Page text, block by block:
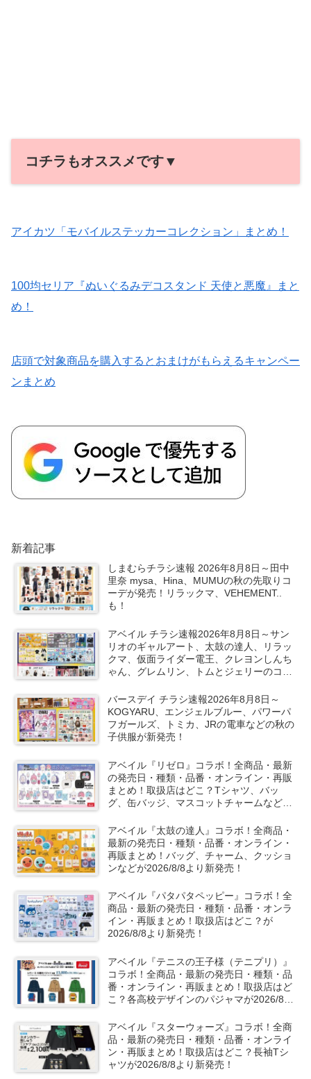
コチラもオススメです▼
アイカツ「モバイルステッカーコレクション」まとめ！
100均セリア『ぬいぐるみデコスタンド 天使と悪魔』まと
め！
店頭で対象商品を購入するとおまけがもらえるキャンペー
ンまとめ
新着記事
しまむらチラシ速報 2026年8月8日～田中
里奈 mysa、Hina、MUMUの秋の先取りコ
ーデが発売！リラックマ、VEHEMENT..
も！
アベイル チラシ速報2026年8月8日～サン
リオのギャルアート、太鼓の達人、リラッ
クマ、仮面ライダー電王、クレヨンしんち
ゃん、グレムリン、トムとジェリーのコラ
バースデイ チラシ速報2026年8月8日～
KOGYARU、エンジェルブルー、パワーパ
フガールズ、トミカ、JRの電車などの秋の
子供服が新発売！
アベイル『リゼロ』コラボ！全商品・最新
の発売日・種類・品番・オンライン・再販
まとめ！取扱店はどこ？Tシャツ、バッ
グ、缶バッジ、マスコットチャームなどが
アベイル『太鼓の達人』コラボ！全商品・
最新の発売日・種類・品番・オンライン・
再販まとめ！バッグ、チャーム、クッショ
ンなどが2026/8/8より新発売！
アベイル『パタパタペッピー』コラボ！全
商品・最新の発売日・種類・品番・オンラ
イン・再販まとめ！取扱店はどこ？が
2026/8/8より新発売！
アベイル『テニスの王子様（テニプリ）』
コラボ！全商品・最新の発売日・種類・品
番・オンライン・再販まとめ！取扱店はど
こ？各高校デザインのパジャマが2026/8/8
アベイル『スターウォーズ』コラボ！全商
品・最新の発売日・種類・品番・オンライ
ン・再販まとめ！取扱店はどこ？長袖Tシ
ャツが2026/8/8より新発売！